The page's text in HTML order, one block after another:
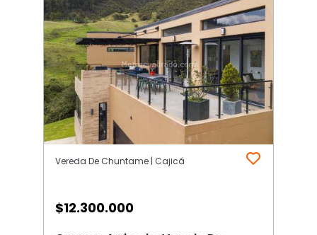
Vereda De Chuntame | Cajicá
$12.300.000